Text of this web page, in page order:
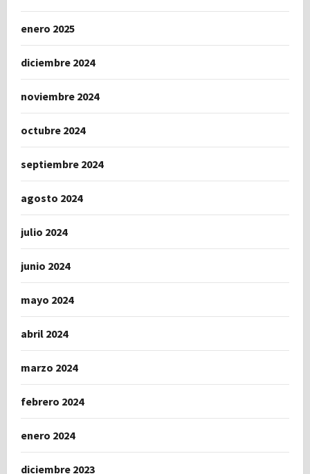
enero 2025
diciembre 2024
noviembre 2024
octubre 2024
septiembre 2024
agosto 2024
julio 2024
junio 2024
mayo 2024
abril 2024
marzo 2024
febrero 2024
enero 2024
diciembre 2023